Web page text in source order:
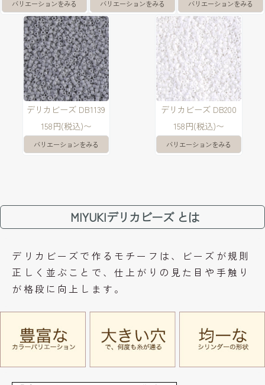
バリエーションをみる バリエーションをみる バリエーションをみる
デリカビーズ DB1139
158円(税込)〜
バリエーションをみる
デリカビーズ DB200
158円(税込)〜
バリエーションをみる
MIYUKIデリカビーズ とは
デリカビーズで作るモチーフは、ビーズが規則
正しく並ぶことで、仕上がりの見た目や手触り
が格段に向上します。